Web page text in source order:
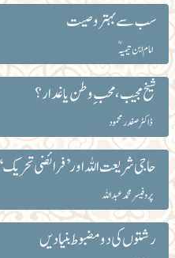
سب سے بہتر وصیت
امام ابن تیمیہؒ
شیخ مجیب ، محب ِ وطن یا غدار؟
ڈاکٹر صفدر محمود
حاجی شریعت اللہ اور ’فرائضی تحریک ‘
پروفیسر محمد عبداللہ
رشتوں کی دو مضبوط بنیادیں